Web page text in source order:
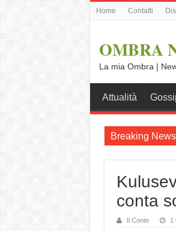
Home Contatti
OMBRA
La mia Ombra |
Attualità
Breaking News
conta
Il Conte 1